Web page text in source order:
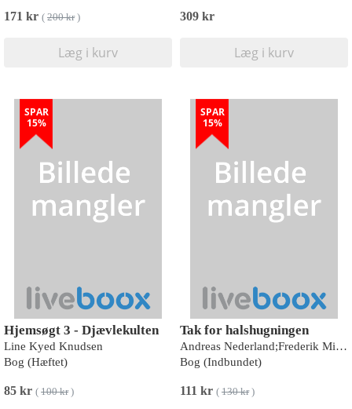
171 kr ( 200 kr)
Læg i kurv
309 kr
Læg i kurv
SPAR
15%
Hjemsøgt 3 - Djævlekulten
Line Kyed Knudsen
Bog (Hæftet)
85 kr ( 100 kr)
SPAR
15%
Tak for halshugningen
Andreas Nederland;Frederik Michael Hansen
Bog (Indbundet)
111 kr ( 130 kr)